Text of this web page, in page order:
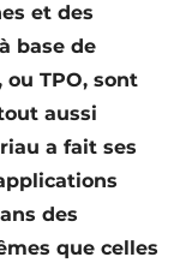
et des
base de
TPO, sont
aussi
a fait ses
des
que celles